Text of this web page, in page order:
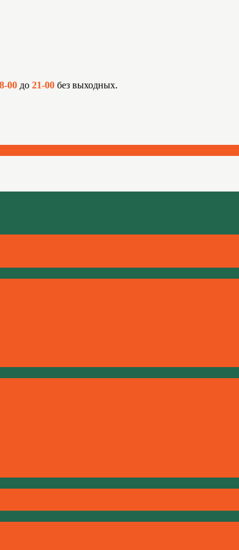
8-00 до 21-00 без выходных.